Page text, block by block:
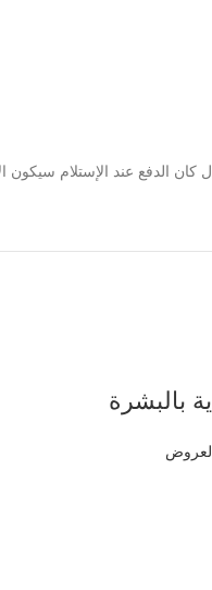
الدفع عند الإستلام سيكون
بالبشرة